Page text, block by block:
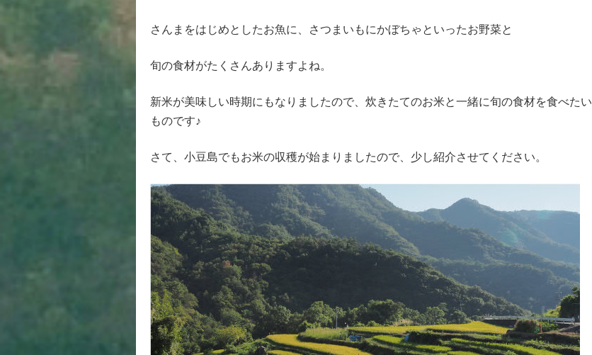
さんまをはじめとしたお魚に、さつまいもにかぼちゃといったお野菜と
旬の食材がたくさんありますよね。
新米が美味しい時期にもなりましたので、炊きたてのお米と一緒に旬の食材を食べたい
ものです♪
さて、小豆島でもお米の収穫が始まりましたので、少し紹介させてください。